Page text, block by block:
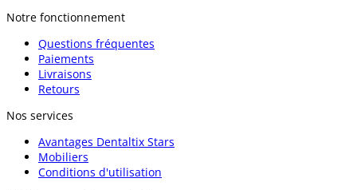
Notre fonctionnement
Questions fréquentes
Paiements
Livraisons
Retours
Nos services
Avantages Dentaltix Stars
Mobiliers
Conditions d'utilisation